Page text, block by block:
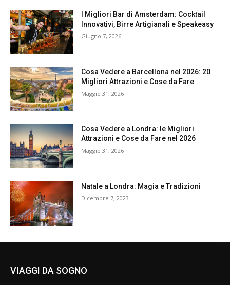
I Migliori Bar di Amsterdam: Cocktail
Innovativi, Birre Artigianali e Speakeasy
Giugno 7, 2026
Cosa Vedere a Barcellona nel 2026: 20
Migliori Attrazioni e Cose da Fare
Maggio 31, 2026
Cosa Vedere a Londra: le Migliori
Attrazioni e Cose da Fare nel 2026
Maggio 31, 2026
Natale a Londra: Magia e Tradizioni
Dicembre 7, 2023
VIAGGI DA SOGNO